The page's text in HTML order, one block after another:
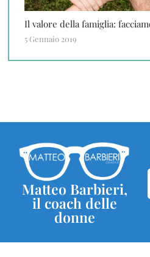
Il valore della famiglia:
5 Gennaio 2019
Matteo Barbieri,
il coach delle
donne